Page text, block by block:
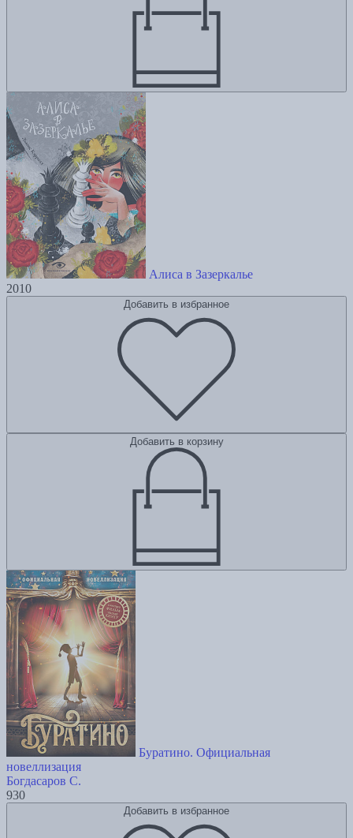
Алиса в Зазеркалье
2010
Добавить в избранное
Добавить в корзину
Буратино. Официальная
новеллизация
Богдасаров С.
930
Добавить в избранное